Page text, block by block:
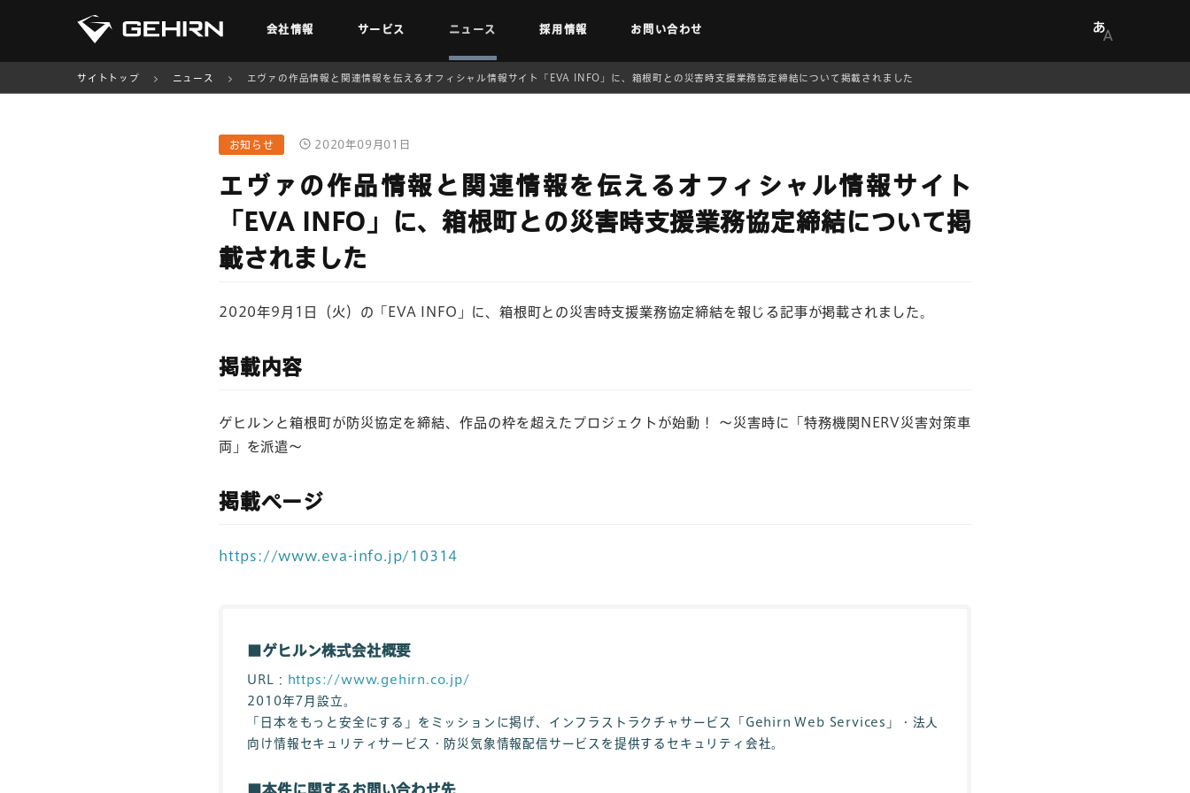
会社情報 サービス ニュース 採用情報 お問い合わせ
サイトトップ ニュース エヴァの作品情報と関連情報を伝えるオフィシャル情報サイト「EVA INFO」に、箱根町との災害時支援業務協定締結について掲載されました
お知らせ 2020年09月01日
エヴァの作品情報と関連情報を伝えるオフィシャル情報サイト
「EVA INFO」に、箱根町との災害時支援業務協定締結について掲
載されました
2020年9月1日（火）の「EVA INFO」に、箱根町との災害時支援業務協定締結を報じる記事が掲載されました。
掲載内容
ゲヒルンと箱根町が防災協定を締結、作品の枠を超えたプロジェクトが始動！ ～災害時に「特務機関NERV災害対策車
両」を派遣～
掲載ページ
https://www.eva-info.jp/10314
■ゲヒルン株式会社概要
URL：
https://www.gehirn.co.jp/
2010年7月設立。
「日本をもっと安全にする」をミッションに掲げ、インフラストラクチャサービス「Gehirn Web Services」・法人
向け情報セキュリティサービス・防災気象情報配信サービスを提供するセキュリティ会社。
■本件に関するお問い合わせ先